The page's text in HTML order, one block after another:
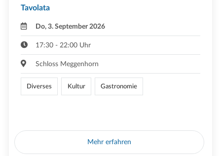
Tavolata
Do, 3. September 2026
17:30 - 22:00 Uhr
Schloss Meggenhorn
Diverses Kultur Gastronomie
Mehr erfahren